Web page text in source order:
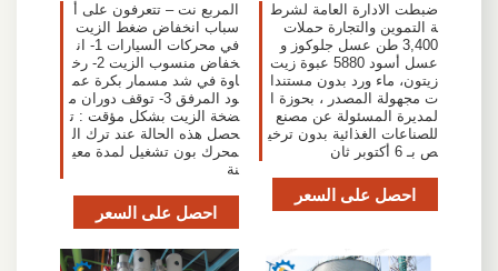
ضبطت الادارة العامة لشرط
ة التموين والتجارة حملات
3,400 طن عسل جلوكوز و
عسل أسود 5880 عبوة زيت
زيتون، ماء ورد بدون مستندا
ت مجهولة المصدر ، بحوزة ا
لمديرة المسئولة عن مصنع
للصناعات الغذائية بدون ترخي
ص بـ 6 أكتوبر ثان
احصل على السعر
المربع نت – تتعرفون على أ
سباب انخفاض ضغط الزيت
في محركات السيارات 1- ان
خفاض منسوب الزيت 2- رخ
اوة في شد مسمار بكرة عم
ود المرفق 3- توقف دوران م
ضخة الزيت بشكل مؤقت : ت
حصل هذه الحالة عند ترك ال
محرك بون تشغيل لمدة معي
نة
احصل على السعر